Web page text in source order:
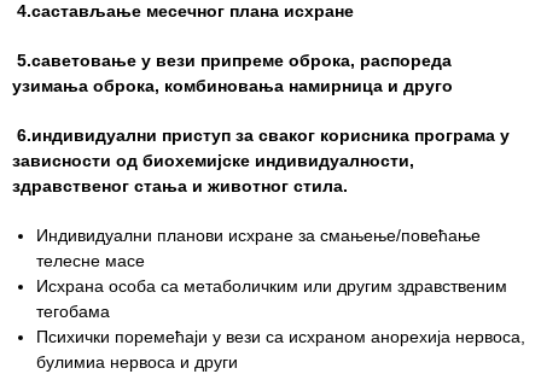
4.састављање месечног плана исхране
5.саветовање у вези припреме оброка, распореда
узимања оброка, комбиновања намирница и друго
6.индивидуални приступ за сваког корисника програма у
зависности од биохемијске индивидуалности,
здравственог стања и животног стила.
Индивидуални планови исхране за смањење/повећање
телесне масе
Исхрана особа са метаболичким или другим здравственим
тегобама
Психички поремећаји у вези са исхраном анореxија нервоса,
булимиа нервоса и други
Служба
социјалне
информатиком
Служба за
економско-
финансијске,
техничке и
друге сличне
послове